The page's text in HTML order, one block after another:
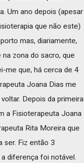
Um ano depois (apesar
que não este)
mas, diariamente,
zona do sacro, que
me que, há cerca de 4
Joana Dias me
Depois da primeira
a Fisioterapeuta Joana
Rita Moreira que
ser. Fiz então 3
diferença foi notável.